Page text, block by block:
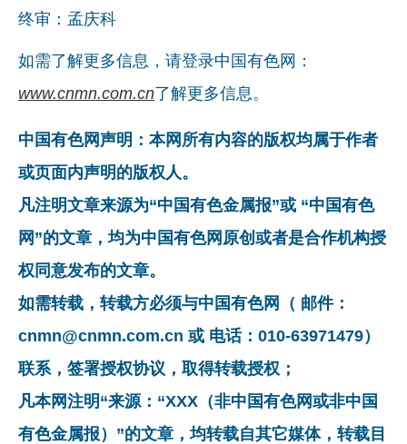
终审：孟庆科
如需了解更多信息，请登录中国有色网：
www.cnmn.com.cn了解更多信息。
中国有色网声明：本网所有内容的版权均属于作者
或页面内声明的版权人。
凡注明文章来源为“中国有色金属报”或 “中国有色
网”的文章，均为中国有色网原创或者是合作机构授
权同意发布的文章。
如需转载，转载方必须与中国有色网（ 邮件：
cnmn@cnmn.com.cn 或 电话：010-63971479）
联系，签署授权协议，取得转载授权；
凡本网注明“来源：“XXX（非中国有色网或非中国
有色金属报）”的文章，均转载自其它媒体，转载目